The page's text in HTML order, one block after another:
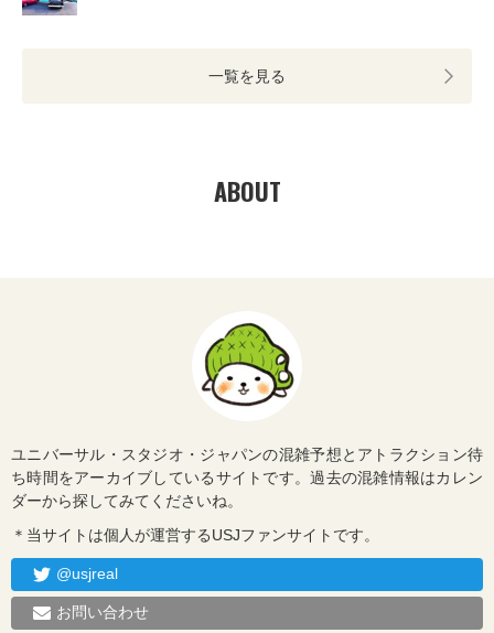
一覧を見る
ABOUT
ユニバーサル・スタジオ・ジャパンの混雑予想とアトラクション待
ち時間をアーカイブしているサイトです。過去の混雑情報はカレン
ダーから探してみてくださいね。
＊当サイトは個人が運営するUSJファンサイトです。
@usjreal
お問い合わせ